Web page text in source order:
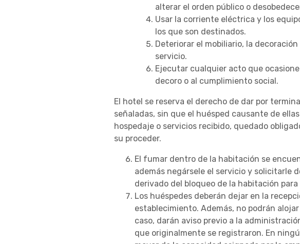
alterar el orden público o
Usar la corriente eléctrica y los
los que son destinados.
Deteriorar el mobiliario, la
servicio.
Ejecutar cualquier acto que
decoro o al cumplimiento social.
El hotel se reserva el derecho de dar por
señaladas, sin que el huésped causante de
hospedaje o servicios recibido, quedado
su proceder.
El fumar dentro de la habitación se
además negársele el servicio y solicitarle
derivado del bloqueo de la habitación
Los huéspedes deberán dejar en la
establecimiento. Además, no podrán
caso, darán aviso previo a la
que originalmente se registraron. En